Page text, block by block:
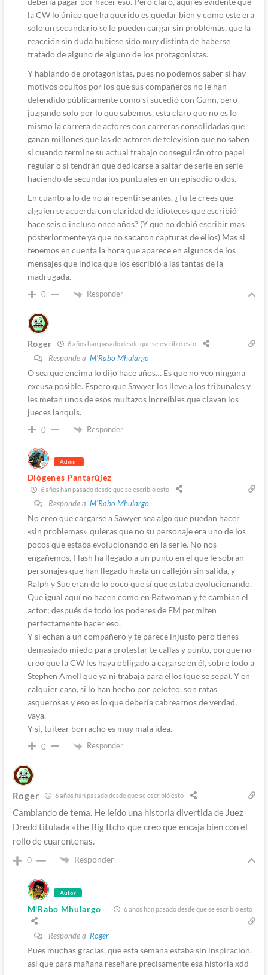
la CW lo único que ha querido es quedar bien y como este era
solo un secundario se lo pueden cargar sin problemas, que la
reacción sin duda hubiese sido muy distinta de haberse
tratado de alguno de alguno de los protagonistas.
Y hablando de protagonistas, pues no podemos saber si hay
motivos ocultos por los que sus compañeros no le han
defendido públicamente como si sucedió con Gunn, pero
juzgando solo por lo que sabemos, esta claro que no es lo
mismo la carrera de actores con carreras consolidadas que
ganan millones que las de actores de television que no saben
si cuando termine su actual trabajo conseguirán otro papel
regular o si tendrán que dedicarse a saltar de serie en serie
haciendo de secundarios puntuales en un episodio o dos.
En cuanto a lo de no arrepentirse antes, ¿Tu te crees que
alguien se acuerda con claridad de idioteces que escribió
hace seis o incluso once años? (Y que no debió escribir mas
posteriormente ya que no sacaron capturas de ellos) Mas si
tenemos en cuenta la hora que aparece en algunos de los
mensajes que indica que los escribió a las tantas de la
madrugada.
0 Responder
Roger 6 años han pasado desde que se escribió esto
Responde a M'Rabo Mhulargo
O sea que encima lo dijo hace años… Es que no veo ninguna
excusa posible. Espero que Sawyer los lleve a los tribunales y
les metan unos de esos multazos increíbles que clavan los
jueces ianquis.
0 Responder
Admin
Diógenes Pantarújez
6 años han pasado desde que se escribió esto
Responde a M'Rabo Mhulargo
No creo que cargarse a Sawyer sea algo que puedan hacer
«sin problemas», quieras que no su personaje era uno de los
pocos que estaba evolucionando en la serie. No nos
engañemos, Flash ha llegado a un punto en el que le sobran
personajes que han llegado hasta un callejón sin salida, y
Ralph y Sue eran de lo poco que sí que estaba evolucionando.
Que igual aquí no hacen como en Batwoman y te cambian el
actor; después de todo los poderes de EM permiten
perfectamente hacer eso.
Y si echan a un compañero y te parece injusto pero tienes
demasiado miedo para protestar te callas y punto, porque no
creo que la CW les haya obligado a cagarse en él, sobre todo a
Stephen Amell que ya ni trabaja para ellos (que se sepa). Y en
calquier caso, si lo han hecho por peloteo, son ratas
asquerosas y eso es lo que debería cabrearnos de verdad,
vaya.
Y sí, tuitear borracho es muy mala idea.
0 Responder
Roger 6 años han pasado desde que se escribió esto
Cambiando de tema. He leído una historia divertida de Juez
Dredd titulada «the Big Itch» que creo que encaja bien con el
rollo de cuarentenas.
0 Responder
Autor
M'Rabo Mhulargo 6 años han pasado desde que se escribió esto
Responde a Roger
Pues muchas gracias, que esta semana estaba sin inspiracion,
asi que para mañana reseñare precisamente esa historia xdd